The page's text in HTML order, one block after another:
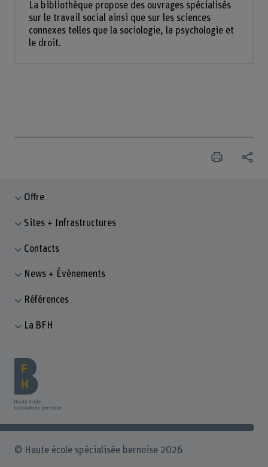
La bibliothèque propose des ouvrages spécialisés
sur le travail social ainsi que sur les sciences
connexes telles que la sociologie, la psychologie et
le droit.
Offre
Sites + Infrastructures
Contacts
News + Évènements
Références
La BFH
© Haute école spécialisée bernoise 2026